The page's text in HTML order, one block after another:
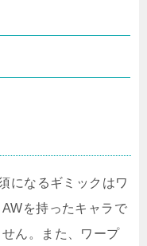
になるギミックはワ
を持ったキャラで
ん。また、ワープ